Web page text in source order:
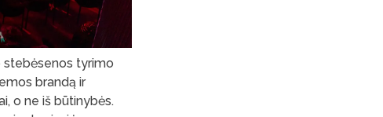
stebėsenos tyrimo
brandą ir
o ne iš būtinybės.